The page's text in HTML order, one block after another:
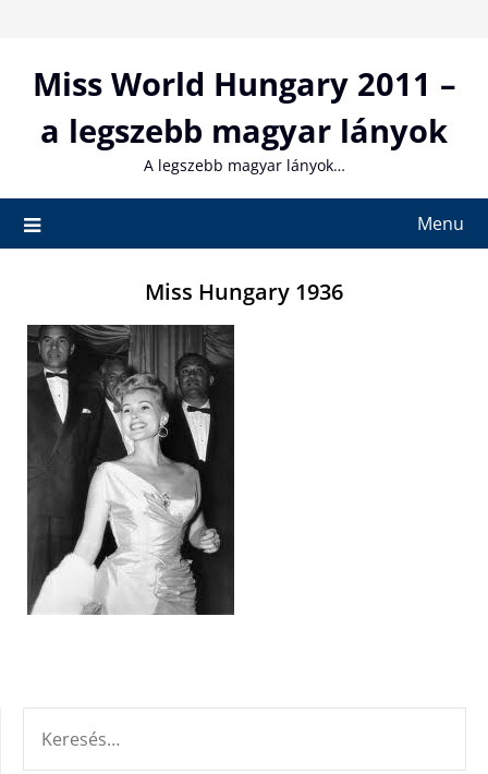
contentMiss World Hungary 2011 –
a legszebb magyar lányok
A legszebb magyar lányok…
Menu
Miss Hungary 1936